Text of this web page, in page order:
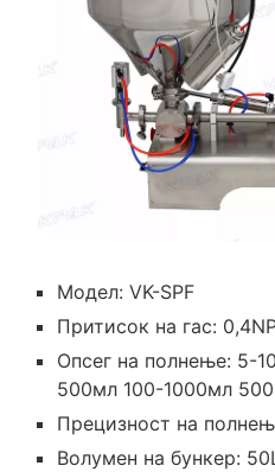
Модел: VK-SPF
Притисок на гас:
Опсег на полнење: 5-
500мл 100-1000мл
Прецизност на
Волумен на бункер: